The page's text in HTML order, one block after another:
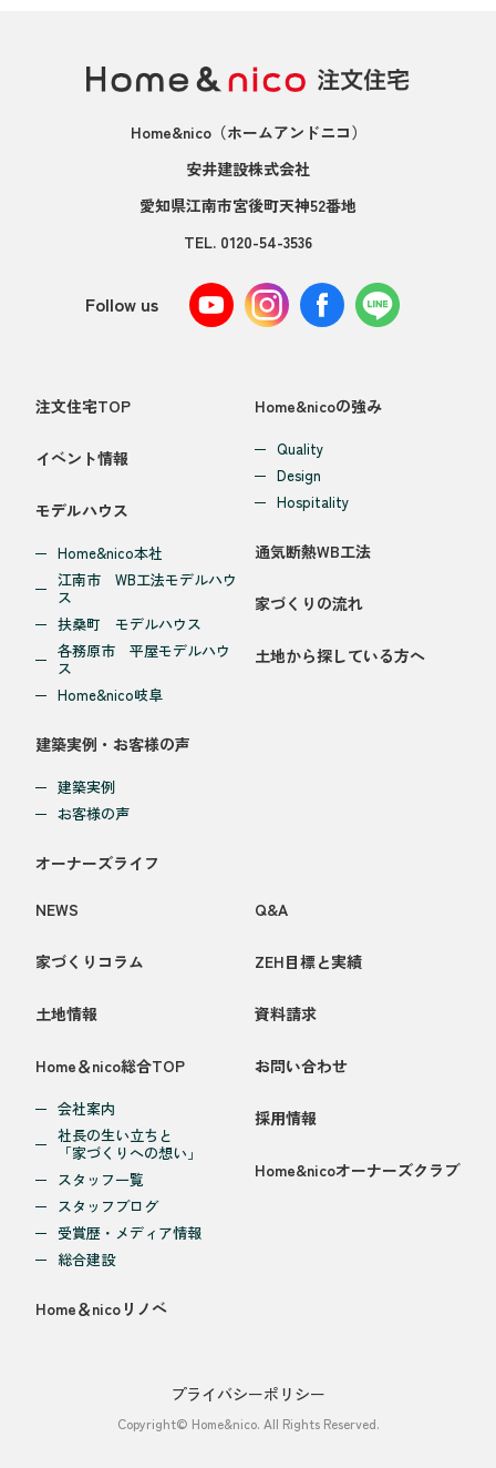
Home&nico（ホームアンドニコ）
安井建設株式会社
愛知県江南市宮後町天神52番地
TEL. 0120-54-3536
Follow us
注文住宅TOP
イベント情報
モデルハウス
Home&nico本社
江南市 WB工法モデルハウ
ス
扶桑町 モデルハウス
各務原市 平屋モデルハウ
ス
Home&nico岐阜
建築実例・お客様の声
建築実例
お客様の声
オーナーズライフ
Home&nicoの強み
Quality
Design
Hospitality
通気断熱WB工法
家づくりの流れ
土地から探している方へ
NEWS
家づくりコラム
土地情報
Home＆nico総合TOP
会社案内
社長の生い立ちと
「家づくりへの想い」
スタッフ一覧
スタッフブログ
受賞歴・メディア情報
総合建設
Home＆nicoリノベ
Q&A
ZEH目標と実績
資料請求
お問い合わせ
採用情報
Home&nicoオーナーズクラブ
プライバシーポリシー
Copyright© Home&nico. All Rights Reserved.